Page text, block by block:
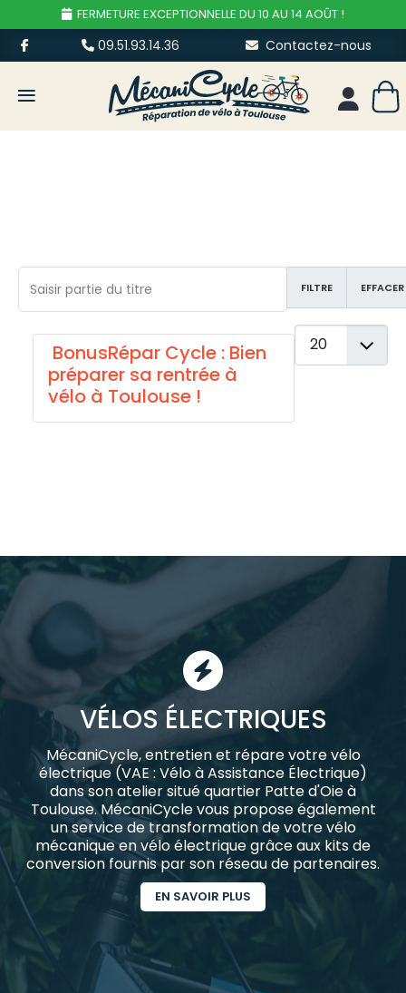
FERMETURE EXCEPTIONNELLE DU 10 AU 14 AOÛT !
09.51.93.14.36 Contactez-nous
≡ Mon
Saisir partie du titre
FILTRE EFFACER
Afficher #
BonusRépar Cycle : Bien
préparer sa rentrée à
vélo à Toulouse !
VÉLOS ÉLECTRIQUES
MécaniCycle, entretien et répare votre vélo
électrique (VAE : Vélo à Assistance Électrique)
dans son atelier situé quartier Patte d'Oie à
Toulouse. MécaniCycle vous propose également
un service de transformation de votre vélo
mécanique en vélo électrique grâce aux kits de
conversion fournis par son réseau de partenaires.
EN SAVOIR PLUS